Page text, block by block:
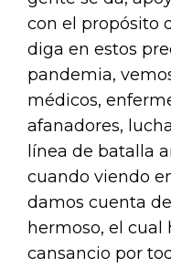
con el propósito
diga en estos
pandemia,
médicos,
afanadores,
línea de batalla
cuando viendo
damos cuenta
hermoso, el cual
cansancio por